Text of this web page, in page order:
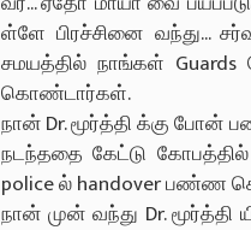
ள்ளே பிரச்சினை வந்து...
சமயத்தில் நாங்கள் Guards
கொண்டார்கள்.
நான் Dr. மூர்த்தி க்கு
நடந்ததை கேட்டு
police ல் handover பண்ண
நான் முன் வந்து Dr.